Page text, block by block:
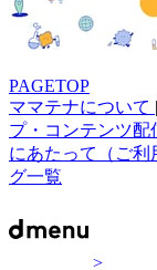
PAGETOP
ママテナについて |
プ・コンテンツ
にあたって（ご利
グ一覧
>